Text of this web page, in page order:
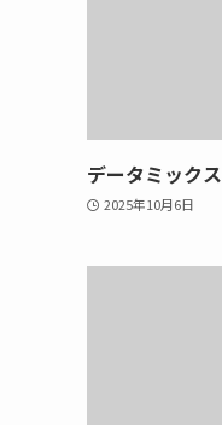
データミックス
2025年10月6日